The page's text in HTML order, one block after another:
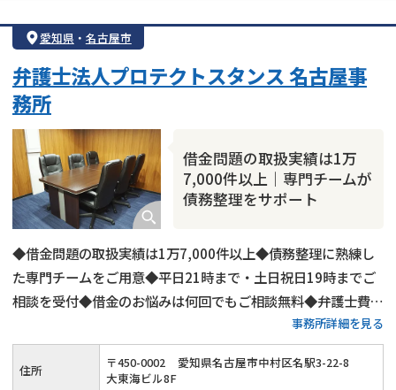
借金返済相談・交渉
自己破産
任意整理
個人再生
会社破産・法人破産
住宅ローン
消費者金融・サラ金
カードローン
愛知県 ・ 名古屋市
借金問題の取扱実績は1万
7,000件以上｜専門チームが
債務整理をサポート
弁護士法人プロテクトスタンス 名古屋事
務所
◆借金問題の取扱実績は1万7,000件以上◆債務整理に熟練し
た専門チームをご用意◆平日21時まで・土日祝日19時までご
相談を受付◆借金のお悩みは何回でもご相談無料◆弁護士費用
の分割払い可◆名古屋市営地下鉄「国際センター駅」から徒歩
1分
事務所詳細を見る
住所 〒450-0002
愛知県名古屋市中村区名駅3-22-8
大東海ビル8F